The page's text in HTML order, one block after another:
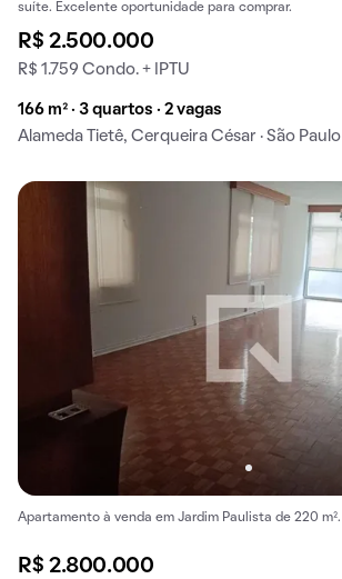
suíte. Excelente oportunidade para comprar.
R$ 2.500.000
R$ 1.759 Condo. + IPTU
166 m² · 3 quartos · 2 vagas
Alameda Tietê, Cerqueira César · São Paulo
Apartamento à venda em Jardim Paulista de 220 m².
R$ 2.800.000